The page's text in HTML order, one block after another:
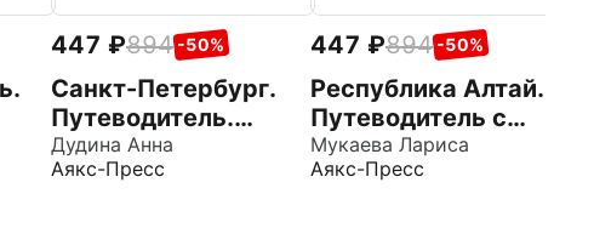
447 894 -50%
Cанкт-Петербург.
Путеводитель.
Карты и маршруты
Дудина Анна
Аякс-Пресс
447 894 -50%
Республика Алтай.
Путеводитель с
маршрутами
Мукаева Лариса
Аякс-Пресс